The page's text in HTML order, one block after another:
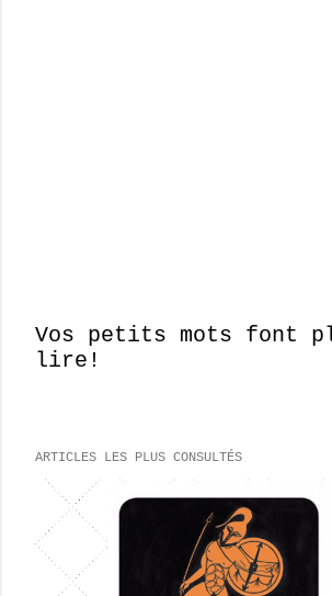
E
g
t
Vos petits mots font
lire!
ARTICLES LES PLUS CONSULTÉS